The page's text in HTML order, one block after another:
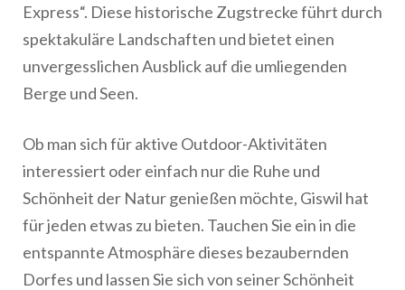
Express“. Diese historische Zugstrecke führt durch
spektakuläre Landschaften und bietet einen
unvergesslichen Ausblick auf die umliegenden
Berge und Seen.
Ob man sich für aktive Outdoor-Aktivitäten
interessiert oder einfach nur die Ruhe und
Schönheit der Natur genießen möchte, Giswil hat
für jeden etwas zu bieten. Tauchen Sie ein in die
entspannte Atmosphäre dieses bezaubernden
Dorfes und lassen Sie sich von seiner Schönheit